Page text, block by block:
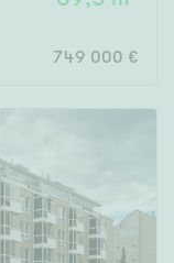
2 ranskal.parveketta
749 000 €